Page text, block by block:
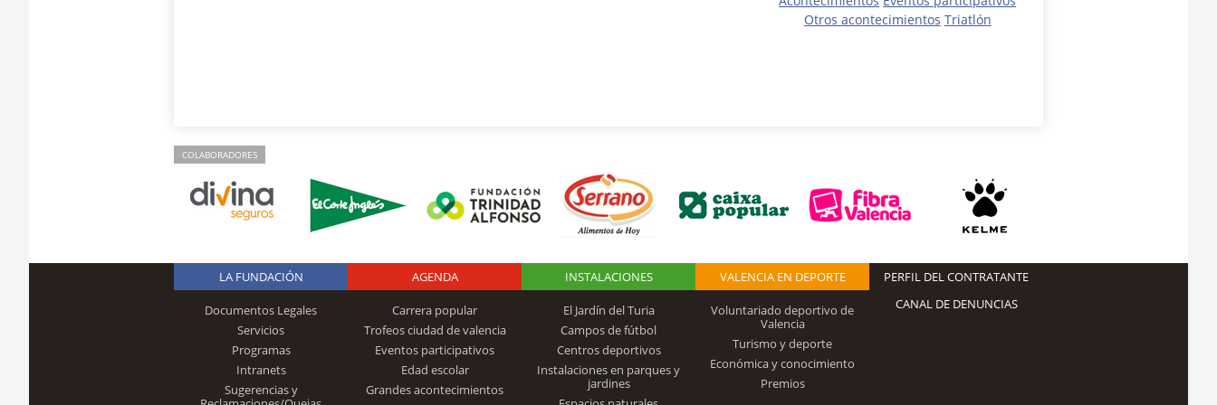
Otros acontecimientos Triatlón
COLABORADORES
Logo Fundación
Trinidad Alfonso
LA FUNDACIÓN
Documentos Legales
Servicios
Programas
Intranets
Sugerencias y
AGENDA
Carrera popular
Trofeos ciudad de valencia
Eventos participativos
Edad escolar
Grandes acontecimientos
INSTALACIONES
El Jardín del Turia
Campos de fútbol
Centros deportivos
Instalaciones en parques y
jardines
VALENCIA EN DEPORTE
Voluntariado deportivo de
Valencia
Turismo y deporte
Económica y conocimiento
Premios
PERFIL DEL CONTRATANTE
CANAL DE DENUNCIAS